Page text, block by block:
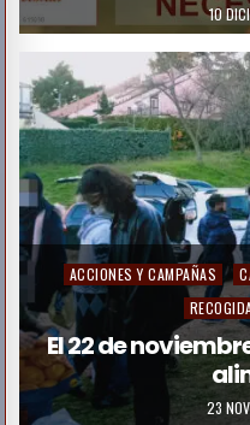
d
i
n
10
P
o
s
t
e
ACCIONES Y CAMPAÑAS
El 22 de
23